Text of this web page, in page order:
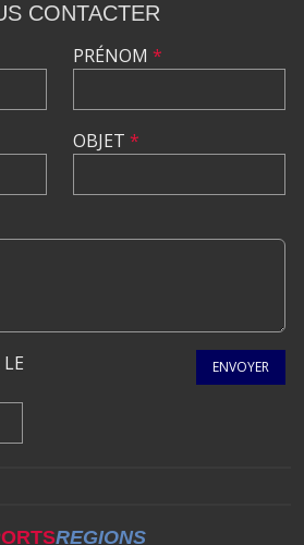
CONTACTER
PRÉNOM *
OBJET *
ENVOYER
REGIONS